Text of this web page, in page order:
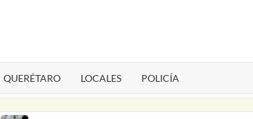
QUERÉTARO LOCALES POLICÍA